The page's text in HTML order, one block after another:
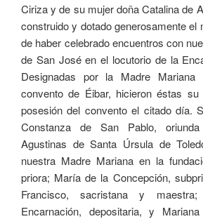
Ciriza y de su mujer doña Catalina de
construido y dotado generosamente el
de haber celebrado encuentros con
de San José en el locutorio de la
Designadas por la Madre Mariana
convento de Éibar, hicieron éstas
posesión del convento el citado día.
Constanza de San Pablo,
Agustinas de Santa Úrsula de
nuestra Madre Mariana en la
priora; María de la Concepción,
Francisco, sacristana y
Encarnación, depositaria, y